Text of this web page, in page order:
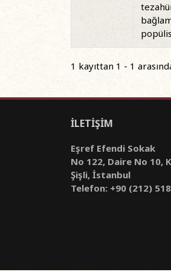
1 kayıttan 1 - 1
İLETİŞİM
Eşref Efendi Sokak
No 122, Daire No 10,
Şişli, İstanbul
Telefon: +90 (212)